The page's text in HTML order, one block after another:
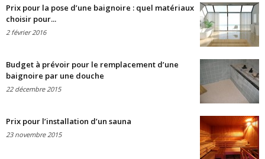
Prix pour la pose d’une baignoire : quel matériaux
choisir pour...
2 février 2016
Budget à prévoir pour le remplacement d’une
baignoire par une douche
22 décembre 2015
Prix pour l’installation d’un sauna
23 novembre 2015